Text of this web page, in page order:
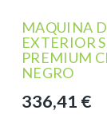
MAQUINA
EXTERIOR
PREMIUM
NEGRO
336,41 €